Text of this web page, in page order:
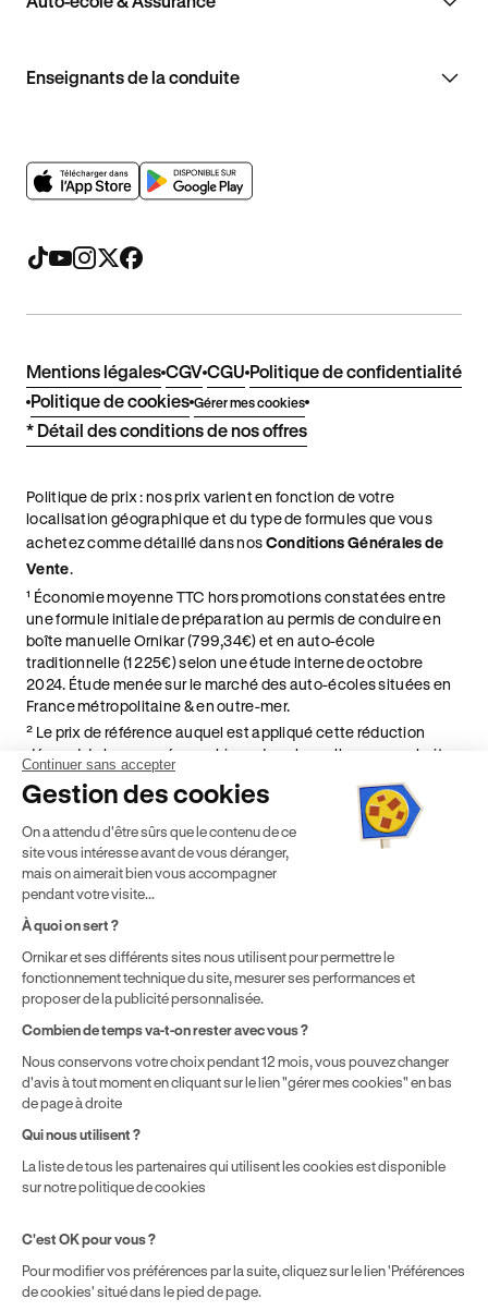
Enseignants de la conduite
Mentions légales CGV CGU Politique de confidentialité
Politique de cookies Gérer mes cookies
* Détail des conditions de nos offres
Politique de prix : nos prix varient en fonction de votre
localisation géographique et du type de formules que vous
achetez comme détaillé dans nosConditions Générales de
Vente.
¹ Économie moyenne TTC hors promotions constatées entre
une formule initiale de préparation au permis de conduire en
boîte manuelle Ornikar (799,34€) et en auto-école
traditionnelle (1 225€) selon une étude interne de octobre
2024. Étude menée sur le marché des auto-écoles situées en
France métropolitaine & en outre-mer.
² Le prix de référence auquel est appliqué cette réduction
dépend de la zone géographique dans laquelle vous souhaitez
effectuer vos heures de conduite conformément à l'Article 6
de nos Conditions Générales de Vente
⁵ Montant du financement CPF variable selon les droits acquis
par chaque bénéficiaire. Exemple donné pour un titulaire
disposant de 500 € de droits CPF. Le reste à charge dépend du
solde disponible sur le Compte Personnel de Formation et du
Continuer sans accepter
Gestion des cookies
On a attendu d'être sûrs que le contenu de ce
site vous intéresse avant de vous déranger,
mais on aimerait bien vous accompagner
pendant votre visite...
À quoi on sert ?
Ornikar et ses différents sites nous utilisent pour permettre le
fonctionnement technique du site, mesurer ses performances et
proposer de la publicité personnalisée.
Combien de temps va-t-on rester avec vous ?
Nous conservons votre choix pendant 12 mois, vous pouvez changer
d'avis à tout moment en cliquant sur le lien "gérer mes cookies" en bas
de page à droite
Qui nous utilisent ?
La liste de tous les partenaires qui utilisent les cookies est disponible
sur notre politique de cookies
C'est OK pour vous ?
Pour modifier vos préférences par la suite, cliquez sur le lien 'Préférences
de cookies' situé dans le pied de page.